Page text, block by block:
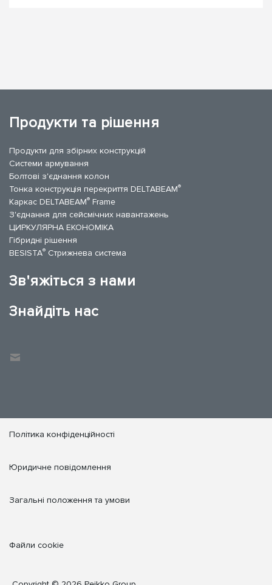
Продукти та рішення
Продукти для збірних конструкцій
Системи армування
Болтові з'єднання колон
Тонка конструкція перекриття DELTABEAM®
Каркас DELTABEAM® Frame
З'єднання для сейсмічних навантажень
ЦИРКУЛЯРНА ЕКОНОМІКА
Гібридні рішення
BESISTA® Стрижнева система
Зв'яжіться з нами
Знайдіть нас
Політика конфіденційності
Юридичне повідомлення
Загальні положення та умови
Файли cookie